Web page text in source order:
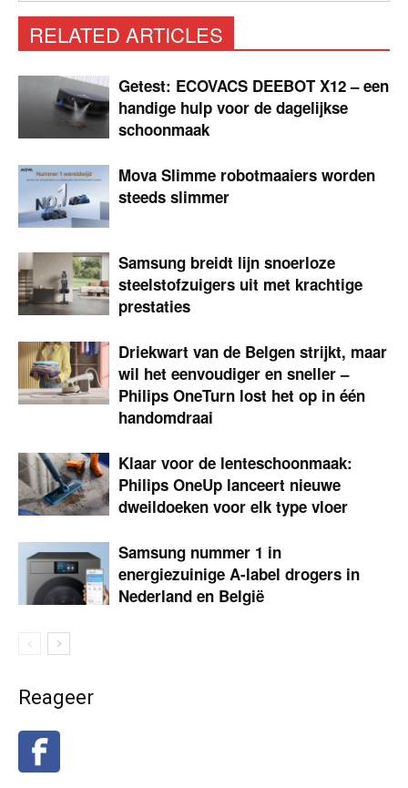
RELATED ARTICLES
Getest: ECOVACS DEEBOT X12 – een
handige hulp voor de dagelijkse
schoonmaak
Mova Slimme robotmaaiers worden
steeds slimmer
Samsung breidt lijn snoerloze
steelstofzuigers uit met krachtige
prestaties
Driekwart van de Belgen strijkt, maar
wil het eenvoudiger en sneller –
Philips OneTurn lost het op in één
handomdraai
Klaar voor de lenteschoonmaak:
Philips OneUp lanceert nieuwe
dweildoeken voor elk type vloer
Samsung nummer 1 in
energiezuinige A-label drogers in
Nederland en België
Reageer